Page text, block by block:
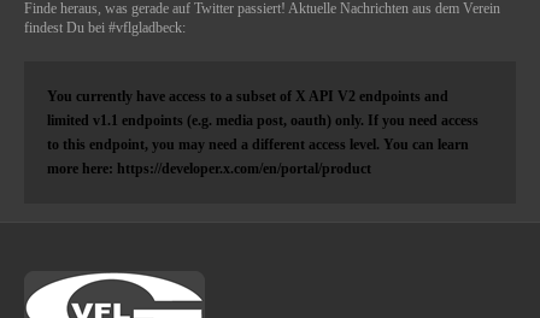
Finde heraus, was gerade auf Twitter passiert! Aktuelle Nachrichten aus dem Verein
findest Du bei #vflgladbeck:
You currently have access to a subset of X API V2 endpoints and
limited v1.1 endpoints (e.g. media post, oauth) only. If you need access
to this endpoint, you may need a different access level. You can learn
more here: https://developer.x.com/en/portal/product